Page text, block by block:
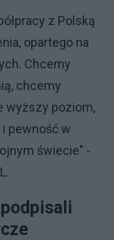
z Polską
opartego na
Chcemy
chcemy
wyższy poziom,
pewność w
świecie" -